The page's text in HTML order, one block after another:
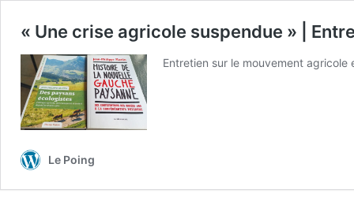
« Une crise agricole suspendue » |
Entretien sur le mouvement
Le Poing